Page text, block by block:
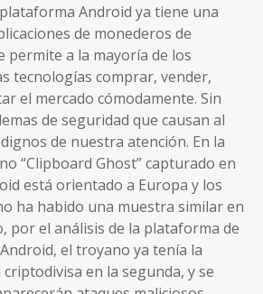
Android ya tiene una
de monederos de
permite a la mayoría de los
tecnologías comprar, vender,
el mercado cómodamente. Sin
de seguridad que causan al
de nuestra atención. En la
“Clipboard Ghost” capturado en
está orientado a Europa y los
ha habido una muestra similar en
por el análisis de la plataforma de
el troyano ya tenía la
en la segunda, y se